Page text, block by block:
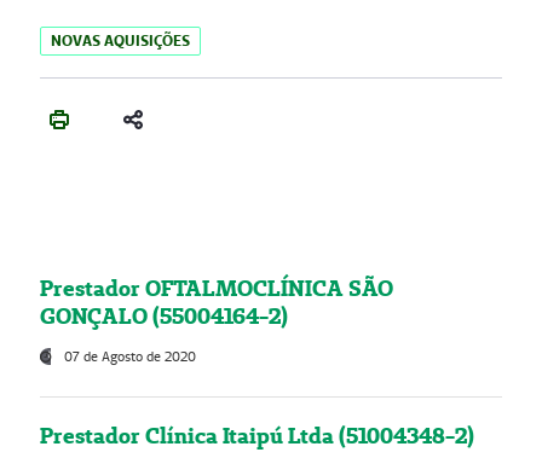
NOVAS AQUISIÇÕES
Prestador OFTALMOCLÍNICA SÃO
GONÇALO (55004164-2)
07 de Agosto de 2020
Prestador Clínica Itaipú Ltda (51004348-2)